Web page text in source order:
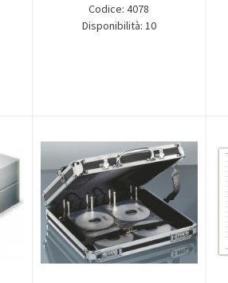
Codice: 4078
Disponibilità: 10